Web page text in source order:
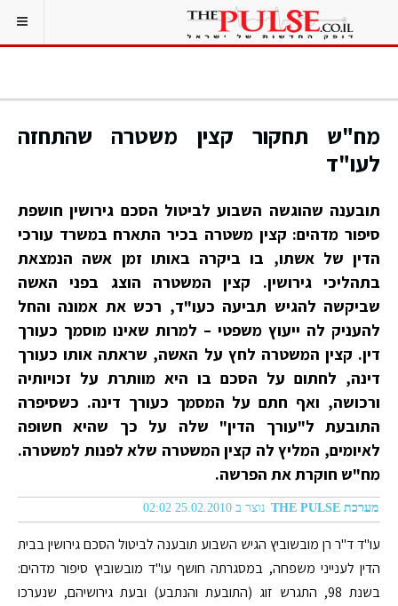
מח"ש תחקור קצין משטרה שהתחזה
לעו"ד
תובענה שהוגשה השבוע לביטול הסכם גירושין חושפת
סיפור מדהים: קצין משטרה בכיר התארח במשרד עורכי
הדין של אשתו, בו ביקרה באותו זמן אשה הנמצאת
בתהליכי גירושין. קצין המשטרה הוצג בפני האשה
שביקשה להגיש תביעה כעו"ד, רכש את אמונה והחל
להעניק לה ייעוץ משפטי – למרות שאינו מוסמך כעורך
דין. קצין המשטרה לחץ על האשה, שראתה אותו כעורך
דינה, לחתום על הסכם בו היא מוותרת על זכויותיה
ורכושה, ואף חתם על המסמך כעורך דינה. כשסיפרה
התובעת ל"עורך הדין" שלה על כך שהיא חשופה
לאיומים, המליץ לה קצין המשטרה שלא לפנות למשטרה.
מח"ש חוקרת את הפרשה.
מערכת THE PULSE נוצר ב 25.02.2010 02:02
עו"ד ד"ר רן מובשוביץ הגיש השבוע תובענה לביטול הסכם גירושין בבית
הדין לענייני משפחה, במסגרתה חושף עו"ד מובשוביץ סיפור מדהים:
בשנת 98, התגרש זוג (התובעת והנתבע) ובעת גירושיהם, שנערכו